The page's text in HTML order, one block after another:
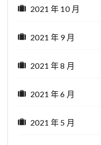
2021 年 10 月
2021 年 9 月
2021 年 8 月
2021 年 6 月
2021 年 5 月